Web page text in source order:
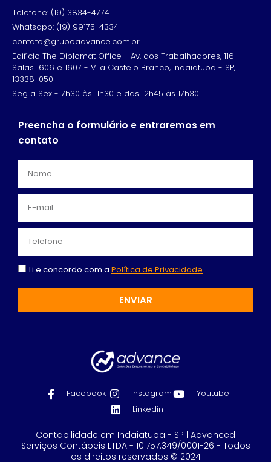
Telefone: (19) 3834-4774
Whatsapp: (19) 99175-4334
contato@grupoadvance.com.br
Edifício The Diplomat Office - Av. dos Trabalhadores, 116 -
Salas 1606 e 1607 - Vila Castelo Branco, Indaiatuba - SP,
13338-050
Seg a Sex - 7h30 às 11h30 e das 12h45 às 17h30.
Preencha o formulário e entraremos em
contato
Li e concordo com a Política de Privacidade
ENVIAR
Facebook Instagram
Youtube
Linkedin
Contabilidade em Indaiatuba - SP | Advanced
Serviços Contábeis LTDA - 10.757.349/0001-26 - Todos
os direitos reservados © 2024